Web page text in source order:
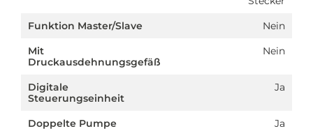
Funktion Master/Slave
Nein
Mit
Druckausdehnungsgefäß
Nein
Digitale
Steuerungseinheit
Ja
Doppelte Pumpe
Ja